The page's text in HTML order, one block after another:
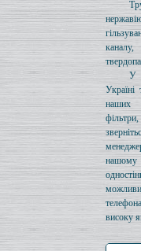
У
Україні
наших
високу